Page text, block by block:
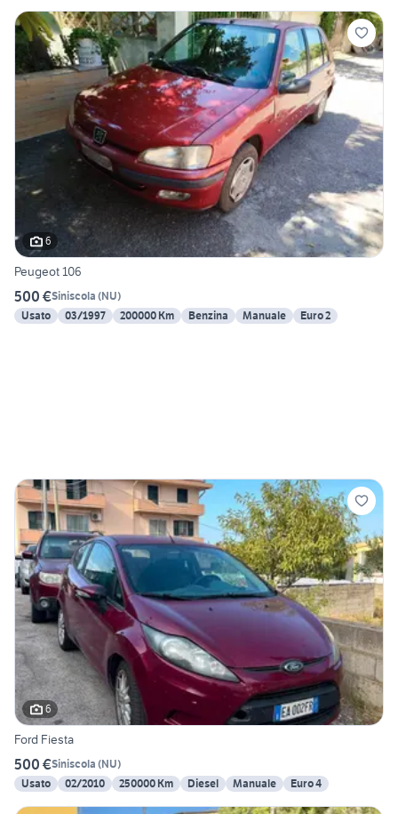
6
Peugeot 106
500 €Siniscola (NU)
Usato
03/1997 200000 Km Benzina Manuale Euro 2
6
Ford Fiesta
500 €Siniscola (NU)
Usato
02/2010 250000 Km Diesel Manuale Euro 4